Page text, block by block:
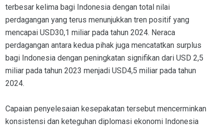
terbesar kelima bagi Indonesia dengan total nilai
perdagangan yang terus menunjukkan tren positif yang
mencapai USD30,1 miliar pada tahun 2024. Neraca
perdagangan antara kedua pihak juga mencatatkan surplus
bagi Indonesia dengan peningkatan signifikan dari USD 2,5
miliar pada tahun 2023 menjadi USD4,5 miliar pada tahun
2024.
Capaian penyelesaian kesepakatan tersebut mencerminkan
konsistensi dan keteguhan diplomasi ekonomi Indonesia